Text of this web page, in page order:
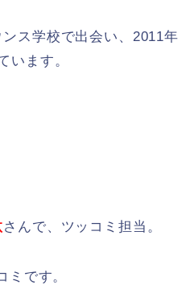
ス学校で出会い、2011年
います。
さんで、ツッコミ担当。
ミです。